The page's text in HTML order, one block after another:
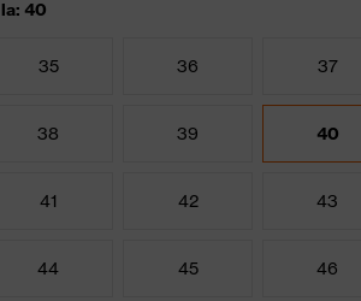
40
35 36 37
38 39 40
41 42 43
44 45 46